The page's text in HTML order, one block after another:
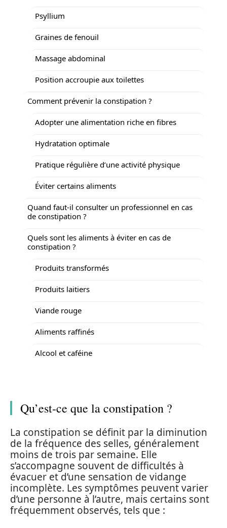
Psyllium
Graines de fenouil
Massage abdominal
Position accroupie aux toilettes
Comment prévenir la constipation ?
Adopter une alimentation riche en fibres
Hydratation optimale
Pratique régulière d’une activité physique
Éviter certains aliments
Quand faut-il consulter un professionnel en cas
de constipation ?
Quels sont les aliments à éviter en cas de
constipation ?
Produits transformés
Produits laitiers
Viande rouge
Aliments raffinés
Alcool et caféine
Qu’est-ce que la constipation ?
La constipation se définit par la diminution
de la fréquence des selles, généralement
moins de trois par semaine. Elle
s’accompagne souvent de difficultés à
évacuer et d’une sensation de vidange
incomplète. Les symptômes peuvent varier
d’une personne à l’autre, mais certains sont
fréquemment observés, tels que :